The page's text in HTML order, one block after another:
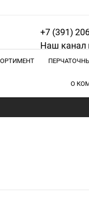
+7 (391)
Наш канал
О